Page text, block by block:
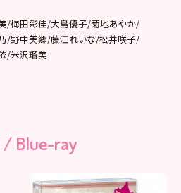
/梅田彩佳/大島優子/菊地あやか/
/野中美郷/藤江れいな/松井咲子/
/米沢瑠美
/ Blue-ray